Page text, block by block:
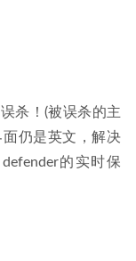
杀！(被误杀的主
仍是英文，解决
的实时保